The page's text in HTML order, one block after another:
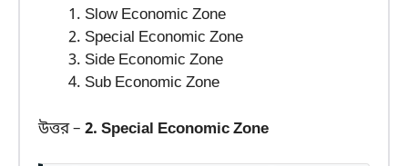
Slow Economic Zone
Special Economic Zone
Side Economic Zone
Sub Economic Zone
উত্তর – 2. Special Economic Zone